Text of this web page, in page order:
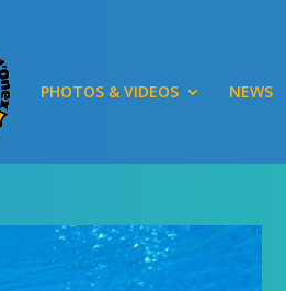
PHOTOS & VIDEOS NEWS